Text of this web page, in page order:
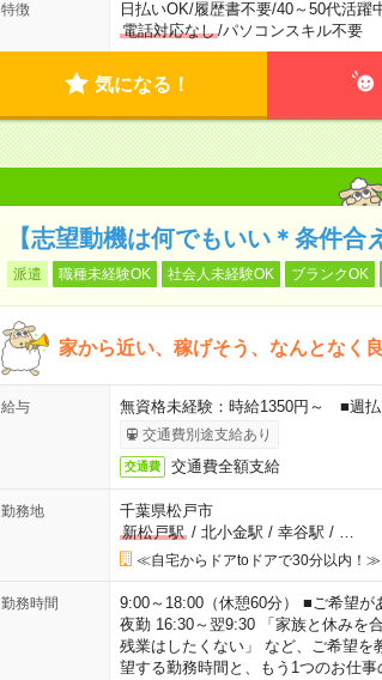
特徴 日払いOK/履歴書不要/40～50代活躍
電話対応なし/パソコンスキル不要
気になる！
【志望動機は何でもいい＊条件
派遣 職種未経験OK 社会人未経験OK ブランクOK
家から近い、稼げそう、なんとなく
給与 無資格未経験：時給1350円～ ■週
交通費別途支給あり
交通費 交通費全額支給
勤務地
千葉県松戸市
新松戸駅/ 北小金駅 / 幸谷駅 /
≪自宅からドアtoドアで30分以内！≫
勤務時間
9:00～18:00（休憩60分） ■ご希望
夜勤 16:30～翌9:30 「家族と休みを
残業はしたくない」 など、ご希望
望する勤務時間と、もう1つのお仕